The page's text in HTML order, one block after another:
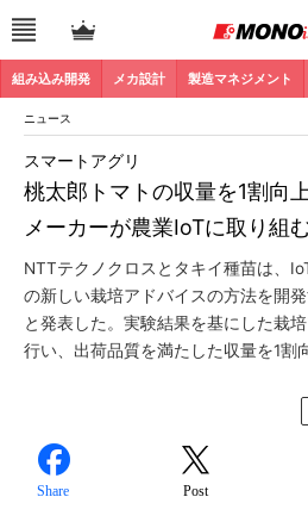
組み込み開発 メカ設計 製造マネジメント
ニュース
桃太郎トマトの収量を1割向
メーカーが農業IoTに取り組
スマートアグリ
NTTテクノクロスとタキイ種苗は、
の新しい栽培アドバイスの方法を開
と発表した。実験結果を基にした栽
行い、出荷品質を満たした収量を1割
Share Post